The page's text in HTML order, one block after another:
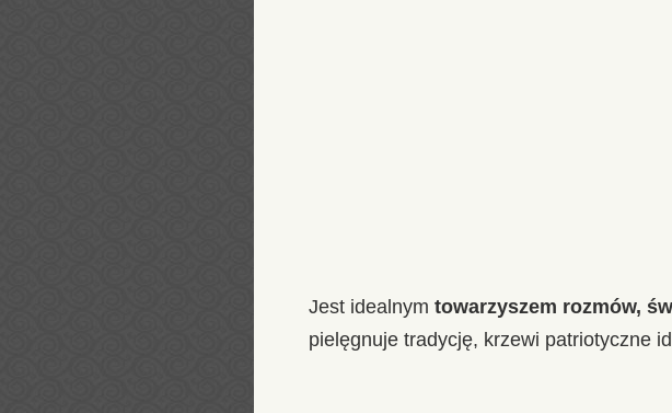
Jest idealnym towarzyszem rozmów,
pielęgnuje tradycję, krzewi patriotyczne